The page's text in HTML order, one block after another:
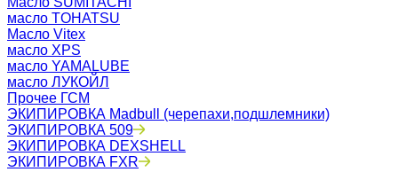
масло TOHATSU
Масло Vitex
масло XPS
масло YAMALUBE
масло ЛУКОЙЛ
Прочее ГСМ
ЭКИПИРОВКА Madbull (черепахи,подшлемники)
ЭКИПИРОВКА 509
ЭКИПИРОВКА DEXSHELL
ЭКИПИРОВКА FXR